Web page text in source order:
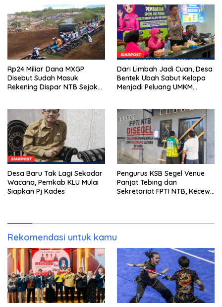
Rp24 Miliar Dana MXGP
Disebut Sudah Masuk
Rekening Dispar NTB Sejak
Dari Limbah Jadi Cuan, Desa
Bentek Ubah Sabut Kelapa
Menjadi Peluang UMKM
Desa Baru Tak Lagi Sekadar
Wacana, Pemkab KLU Mulai
Siapkan Pj Kades
Pengurus KSB Segel Venue
Panjat Tebing dan
Sekretariat FPTI NTB, Kecewa
Rekomendasi untuk kamu